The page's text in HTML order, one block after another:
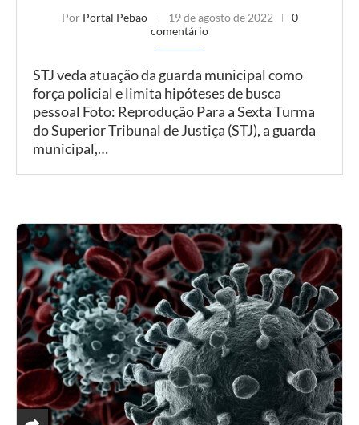
Por Portal Pebao 19 de agosto de 2022
0
comentário
STJ veda atuação da guarda municipal como
força policial e limita hipóteses de busca
pessoal Foto: Reprodução Para a Sexta Turma
do Superior Tribunal de Justiça (STJ), a guarda
municipal,…